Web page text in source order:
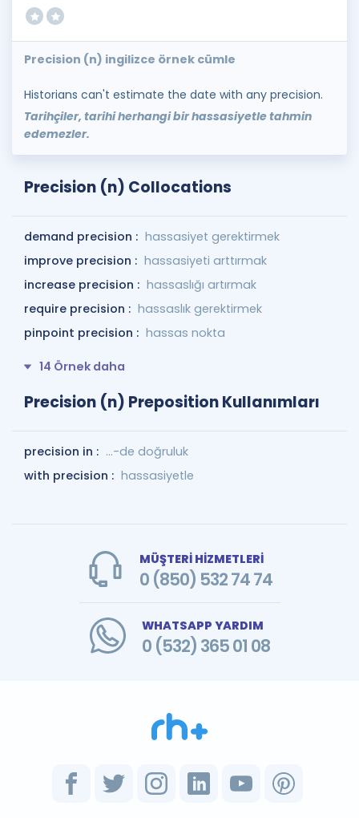
Precision (n) ingilizce örnek cümle
Historians can't estimate the date with any precision.
Tarihçiler, tarihi herhangi bir hassasiyetle tahmin
edemezler.
Precision (n) Collocations
demand precision : hassasiyet gerektirmek
improve precision : hassasiyeti arttırmak
increase precision : hassaslığı artırmak
require precision : hassaslık gerektirmek
pinpoint precision : hassas nokta
14 Örnek daha
Precision (n) Preposition Kullanımları
precision in : ...-de doğruluk
with precision : hassasiyetle
MÜŞTERİ HİZMETLERİ
0 (850) 532 74 74
WHATSAPP YARDIM
0 (532) 365 01 08